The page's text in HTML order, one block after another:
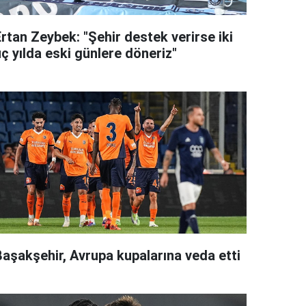
Zeybek: "Şehir destek verirse iki
yılda eski günlere döneriz"
Avrupa kupalarına veda etti